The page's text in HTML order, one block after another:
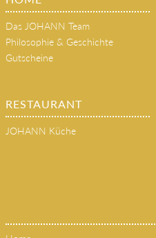
HOME
Das JOHANN Team
Philosophie & Geschichte
RESTAURANT